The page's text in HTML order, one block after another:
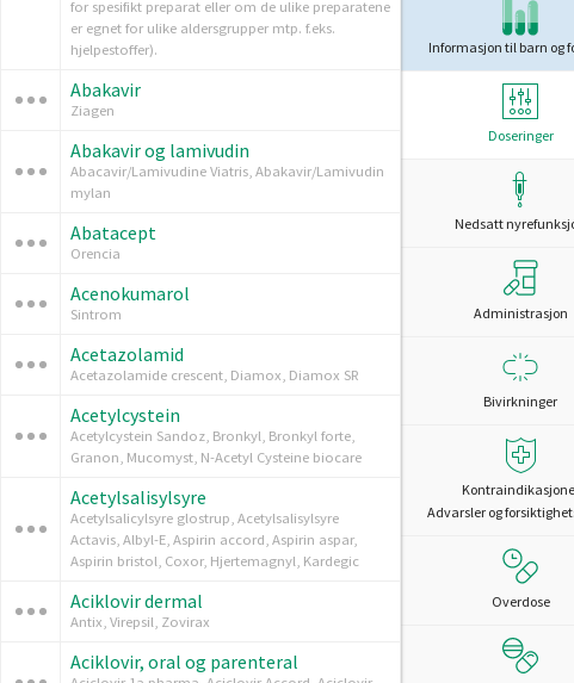
for spesifikt preparat eller om de ulike preparatene
er egnet for ulike aldersgrupper mtp. f.eks.
hjelpestoffer).
Abakavir
Ziagen
Abakavir og lamivudin
Abacavir/Lamivudine Viatris, Abakavir/Lamivudin
mylan
Abatacept
Orencia
Acenokumarol
Sintrom
Acetazolamid
Acetazolamide crescent, Diamox, Diamox SR
Acetylcystein
Acetylcystein Sandoz, Bronkyl, Bronkyl forte,
Granon, Mucomyst, N-Acetyl Cysteine biocare
Acetylsalisylsyre
Acetylsalicylsyre glostrup, Acetylsalisylsyre
Actavis, Albyl-E, Aspirin accord, Aspirin aspar,
Aspirin bristol, Coxor, Hjertemagnyl, Kardegic
Aciklovir dermal
Antix, Virepsil, Zovirax
Aciklovir, oral og parenteral
Informasjon til barn og
Doseringer
Nedsatt
Administrasjon
Bivirkninger
Advarsler og
Overdose